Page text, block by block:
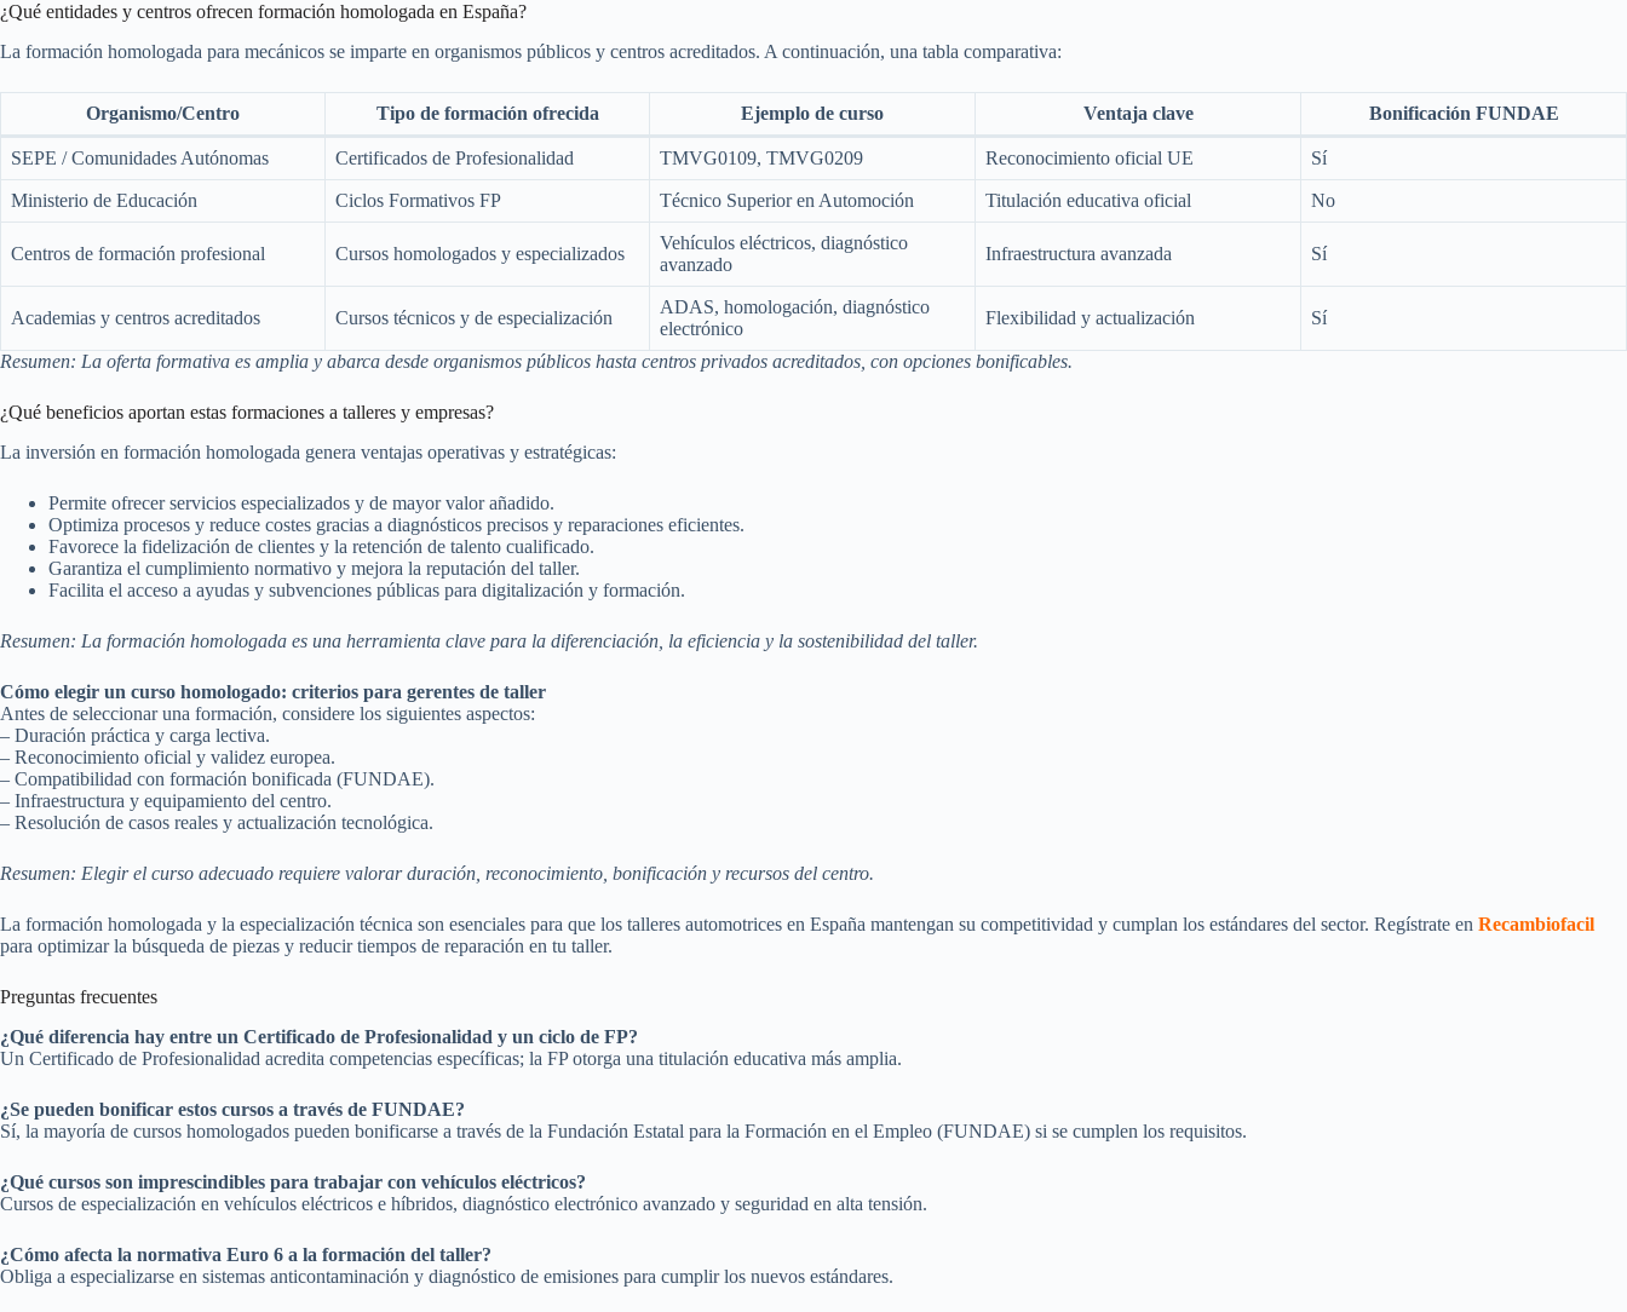
¿Qué entidades y centros ofrecen formación homologada en España?
La formación homologada para mecánicos se imparte en organismos públicos y centros acreditados. A continuación, una tabla comparativa:
Organismo/Centro Tipo de formación ofrecida Ejemplo de curso Ventaja clave Bonificación FUNDAE
SEPE / Comunidades Autónomas Certificados de Profesionalidad TMVG0109, TMVG0209 Reconocimiento oficial UE Sí
Ministerio de Educación Ciclos Formativos FP Técnico Superior en Automoción Titulación educativa oficial No
Centros de formación profesional Cursos homologados y especializados
Vehículos eléctricos, diagnóstico
avanzado
Infraestructura avanzada Sí
Academias y centros acreditados Cursos técnicos y de especialización
ADAS, homologación, diagnóstico
electrónico
Flexibilidad y actualización Sí
Resumen: La oferta formativa es amplia y abarca desde organismos públicos hasta centros privados acreditados, con opciones bonificables.
¿Qué beneficios aportan estas formaciones a talleres y empresas?
La inversión en formación homologada genera ventajas operativas y estratégicas:
Permite ofrecer servicios especializados y de mayor valor añadido.
Optimiza procesos y reduce costes gracias a diagnósticos precisos y reparaciones eficientes.
Favorece la fidelización de clientes y la retención de talento cualificado.
Garantiza el cumplimiento normativo y mejora la reputación del taller.
Facilita el acceso a ayudas y subvenciones públicas para digitalización y formación.
Resumen: La formación homologada es una herramienta clave para la diferenciación, la eficiencia y la sostenibilidad del taller.
Cómo elegir un curso homologado: criterios para gerentes de taller
Antes de seleccionar una formación, considere los siguientes aspectos:
– Duración práctica y carga lectiva.
– Reconocimiento oficial y validez europea.
– Compatibilidad con formación bonificada (FUNDAE).
– Infraestructura y equipamiento del centro.
– Resolución de casos reales y actualización tecnológica.
Resumen: Elegir el curso adecuado requiere valorar duración, reconocimiento, bonificación y recursos del centro.
La formación homologada y la especialización técnica son esenciales para que los talleres automotrices en España mantengan su competitividad y cumplan los estándares del sector. Regístrate en Recambiofacil
para optimizar la búsqueda de piezas y reducir tiempos de reparación en tu taller.
Preguntas frecuentes
¿Qué diferencia hay entre un Certificado de Profesionalidad y un ciclo de FP?
Un Certificado de Profesionalidad acredita competencias específicas; la FP otorga una titulación educativa más amplia.
¿Se pueden bonificar estos cursos a través de FUNDAE?
Sí, la mayoría de cursos homologados pueden bonificarse a través de la Fundación Estatal para la Formación en el Empleo (FUNDAE) si se cumplen los requisitos.
¿Qué cursos son imprescindibles para trabajar con vehículos eléctricos?
Cursos de especialización en vehículos eléctricos e híbridos, diagnóstico electrónico avanzado y seguridad en alta tensión.
¿Cómo afecta la normativa Euro 6 a la formación del taller?
Obliga a especializarse en sistemas anticontaminación y diagnóstico de emisiones para cumplir los nuevos estándares.